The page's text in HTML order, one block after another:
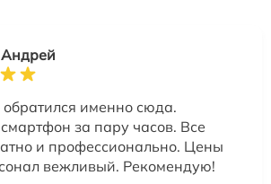
именно сюда.
за пару часов. Все
и профессионально. Цены
вежливый. Рекомендую!